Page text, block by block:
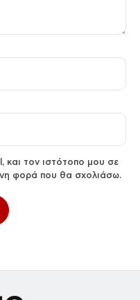
τον ιστότοπο μου σε
φορά που θα σχολιάσω.